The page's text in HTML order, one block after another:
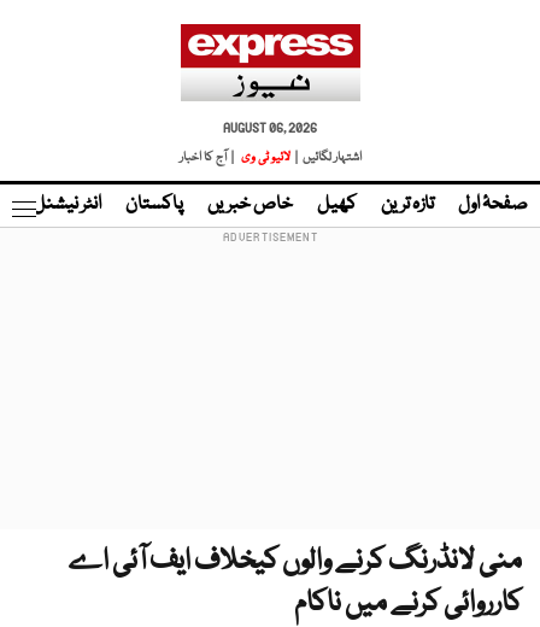
AUGUST 06, 2026
اشتہار لگائیں |
لائیو ٹی وی | آج کا اخبار
صفحۂ اول تازہ ترین کھیل خاص خبریں پاکستان انٹر نیشنل
منی لانڈرنگ کرنے والوں کیخلاف ایف آئی اے
کارروائی کرنے میں ناکام